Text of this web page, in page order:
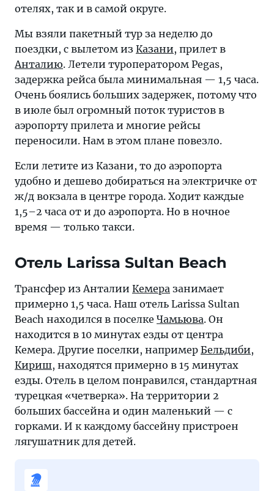
отелях, так и в самой округе.
Мы взяли пакетный тур за неделю до
поездки, с вылетом из Казани, прилет в
Анталию. Летели туроператором Pegas,
задержка рейса была минимальная — 1,5 часа.
Очень боялись больших задержек, потому что
в июле был огромный поток туристов в
аэропорту прилета и многие рейсы
переносили. Нам в этом плане повезло.
Если летите из Казани, то до аэропорта
удобно и дешево добираться на электричке от
ж/д вокзала в центре города. Ходит каждые
1,5–2 часа от и до аэропорта. Но в ночное
время — только такси.
Отель Larissa Sultan Beach
Трансфер из Анталии Кемера занимает
примерно 1,5 часа. Наш отель Larissa Sultan
Beach находился в поселке Чамьюва. Он
находится в 10 минутах езды от центра
Кемера. Другие поселки, например Бельдиби,
Кириш, находятся примерно в 15 минутах
езды. Отель в целом понравился, стандартная
турецкая «четверка». На территории 2
больших бассейна и один маленький — с
горками. И к каждому бассейну пристроен
лягушатник для детей.